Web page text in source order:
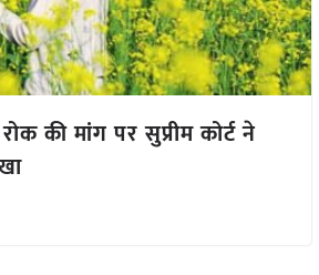
की मांग पर सुप्रीम कोर्ट ने